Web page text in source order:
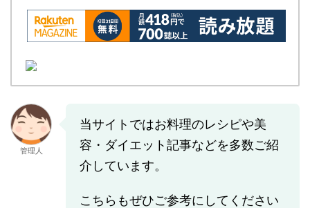
管理人
当サイトではお料理のレシピや美
容・ダイエット記事などを多数ご紹
介しています。
こちらもぜひご参考にしてください